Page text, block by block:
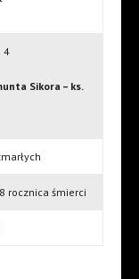
4
Sikora – ks.
rocznica śmierci